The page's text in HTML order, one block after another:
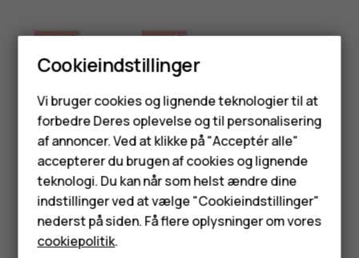
Smartphones
Feature-telefoner
Tilbehør
HMD Terra M
Tablets
Placer 2 fingre på et element, f.eks. et kort, et billede eller
en webside, og spred fingrene eller knib dem sammen.
Lås skærmretningen
Cookieindstillinger
Vi bruger cookies og lignende teknologier til at
forbedre Deres oplevelse og til personalisering
af annoncer. Ved at klikke på "Acceptér alle"
accepterer du brugen af cookies og lignende
teknologi. Du kan når som helst ændre dine
indstillinger ved at vælge "Cookieindstillinger"
nederst på siden. Få flere oplysninger om vores
cookiepolitik.